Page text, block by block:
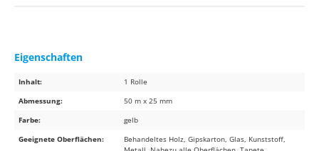
Eigenschaften
Inhalt:
1 Rolle
Abmessung:
50 m x 25 mm
Farbe:
gelb
Geeignete Oberflächen:
Behandeltes Holz, Gipskarton, Glas, Kunststoff,